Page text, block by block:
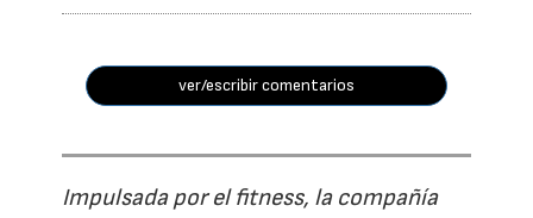
ver/escribir comentarios
Impulsada por el fitness, la compañía